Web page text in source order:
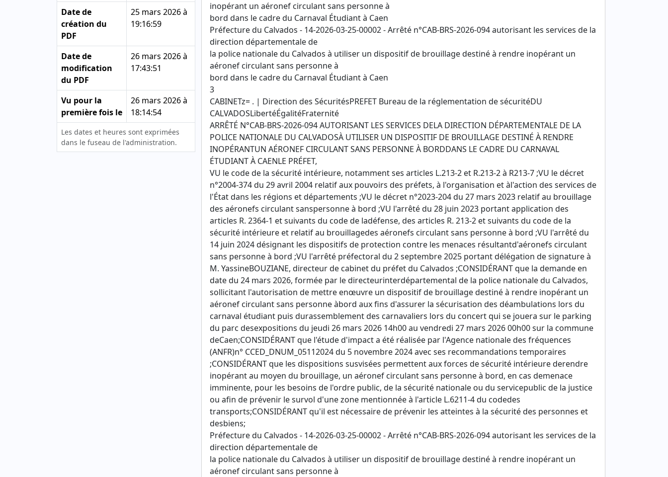
Date de
création du
PDF
25 mars 2026 à
19:16:59
Date de
modification
du PDF
26 mars 2026 à
17:43:51
Vu pour la
première fois le
26 mars 2026 à
18:14:54
Les dates et heures sont exprimées
dans le fuseau de l'administration.
inopérant un aéronef circulant sans personne à
bord dans le cadre du Carnaval Étudiant à Caen
Préfecture du Calvados - 14-2026-03-25-00002 - Arrêté n°CAB-BRS-2026-094 autorisant les services de la
direction départementale de
la police nationale du Calvados à utiliser un dispositif de brouillage destiné à rendre inopérant un
aéronef circulant sans personne à
bord dans le cadre du Carnaval Étudiant à Caen
3
CABINETz= . | Direction des SécuritésPREFET Bureau de la réglementation de sécuritéDU
CALVADOSLibertéÉgalitéFraternité
ARRÊTÉ N°CAB-BRS-2026-094 AUTORISANT LES SERVICES DELA DIRECTION DÉPARTEMENTALE DE LA
POLICE NATIONALE DU CALVADOSÀ UTILISER UN DISPOSITIF DE BROUILLAGE DESTINÉ À RENDRE
INOPÉRANTUN AÉRONEF CIRCULANT SANS PERSONNE À BORDDANS LE CADRE DU CARNAVAL
ÉTUDIANT À CAENLE PRÉFET,
VU le code de la sécurité intérieure, notamment ses articles L.213-2 et R.213-2 à R213-7 ;VU le décret
n°2004-374 du 29 avril 2004 relatif aux pouvoirs des préfets, à l'organisation et àl'action des services de
l'État dans les régions et départements ;VU le décret n°2023-204 du 27 mars 2023 relatif au brouillage
des aéronefs circulant sanspersonne à bord ;VU l'arrêté du 28 juin 2023 portant application des
articles R. 2364-1 et suivants du code de ladéfense, des articles R. 213-2 et suivants du code de la
sécurité intérieure et relatif au brouillagedes aéronefs circulant sans personne à bord ;VU l'arrêté du
14 juin 2024 désignant les dispositifs de protection contre les menaces résultantd'aéronefs circulant
sans personne à bord ;VU l'arrêté préfectoral du 2 septembre 2025 portant délégation de signature à
M. YassineBOUZIANE, directeur de cabinet du préfet du Calvados ;CONSIDÉRANT que la demande en
date du 24 mars 2026, formée par le directeurinterdépartemental de la police nationale du Calvados,
sollicitant l'autorisation de mettre enœuvre un dispositif de brouillage destiné à rendre inopérant un
aéronef circulant sans personne àbord aux fins d'assurer la sécurisation des déambulations lors du
carnaval étudiant puis durassemblement des carnavaliers lors du concert qui se jouera sur le parking
du parc desexpositions du jeudi 26 mars 2026 14h00 au vendredi 27 mars 2026 00h00 sur la commune
deCaen;CONSIDÉRANT que l'étude d'impact a été réalisée par l'Agence nationale des fréquences
(ANFR)n° CCED_DNUM_05112024 du 5 novembre 2024 avec ses recommandations temporaires
;CONSIDÉRANT que les dispositions susvisées permettent aux forces de sécurité intérieure derendre
inopérant au moyen du brouillage, un aéronef circulant sans personne à bord, en cas demenace
imminente, pour les besoins de l'ordre public, de la sécurité nationale ou du servicepublic de la justice
ou afin de prévenir le survol d'une zone mentionnée à l'article L.6211-4 du codedes
transports;CONSIDÉRANT qu'il est nécessaire de prévenir les atteintes à la sécurité des personnes et
desbiens;
Préfecture du Calvados - 14-2026-03-25-00002 - Arrêté n°CAB-BRS-2026-094 autorisant les services de la
direction départementale de
la police nationale du Calvados à utiliser un dispositif de brouillage destiné à rendre inopérant un
aéronef circulant sans personne à